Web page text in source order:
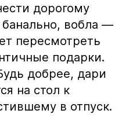
дорогому
вобла —
пересмотреть
подарки.
добрее, дари
на стол к
в отпуск.